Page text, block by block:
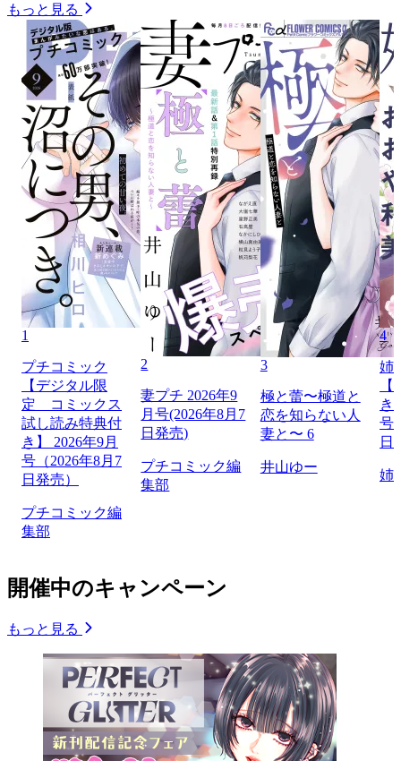
もっと見る
1
プチコミック
【デジタル限
定 コミックス
試し読み特典付
き】 2026年9月
号（2026年8月7
日発売）
プチコミック編
集部
2
妻プチ 2026年9
月号(2026年8月7
日発売)
プチコミック編
集部
3
極と蕾〜極道と
恋を知らない人
妻と〜 6
井山ゆー
4
姉
き
号
日
姉
開催中のキャンペーン
もっと見る